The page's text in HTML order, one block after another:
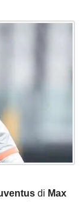
di Max